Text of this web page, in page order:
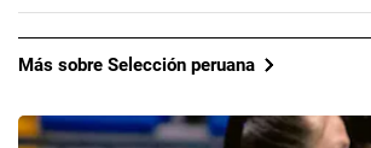
Más sobre Selección peruana